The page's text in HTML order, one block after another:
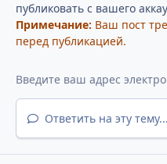
публиковать с вашего
Примечание: Ваш пост
перед публикацией.
Ответить на эту тему...